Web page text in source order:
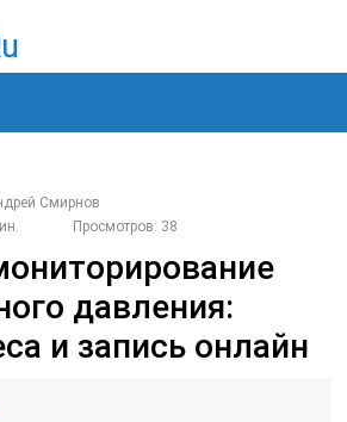
Смирнов
Просмотров: 38
давления:
и запись онлайн